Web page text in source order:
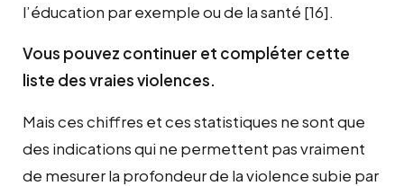
l’éducation par exemple ou de la santé [16].
Vous pouvez continuer et compléter cette
liste des vraies violences.
Mais ces chiffres et ces statistiques ne sont que
des indications qui ne permettent pas vraiment
de mesurer la profondeur de la violence subie par